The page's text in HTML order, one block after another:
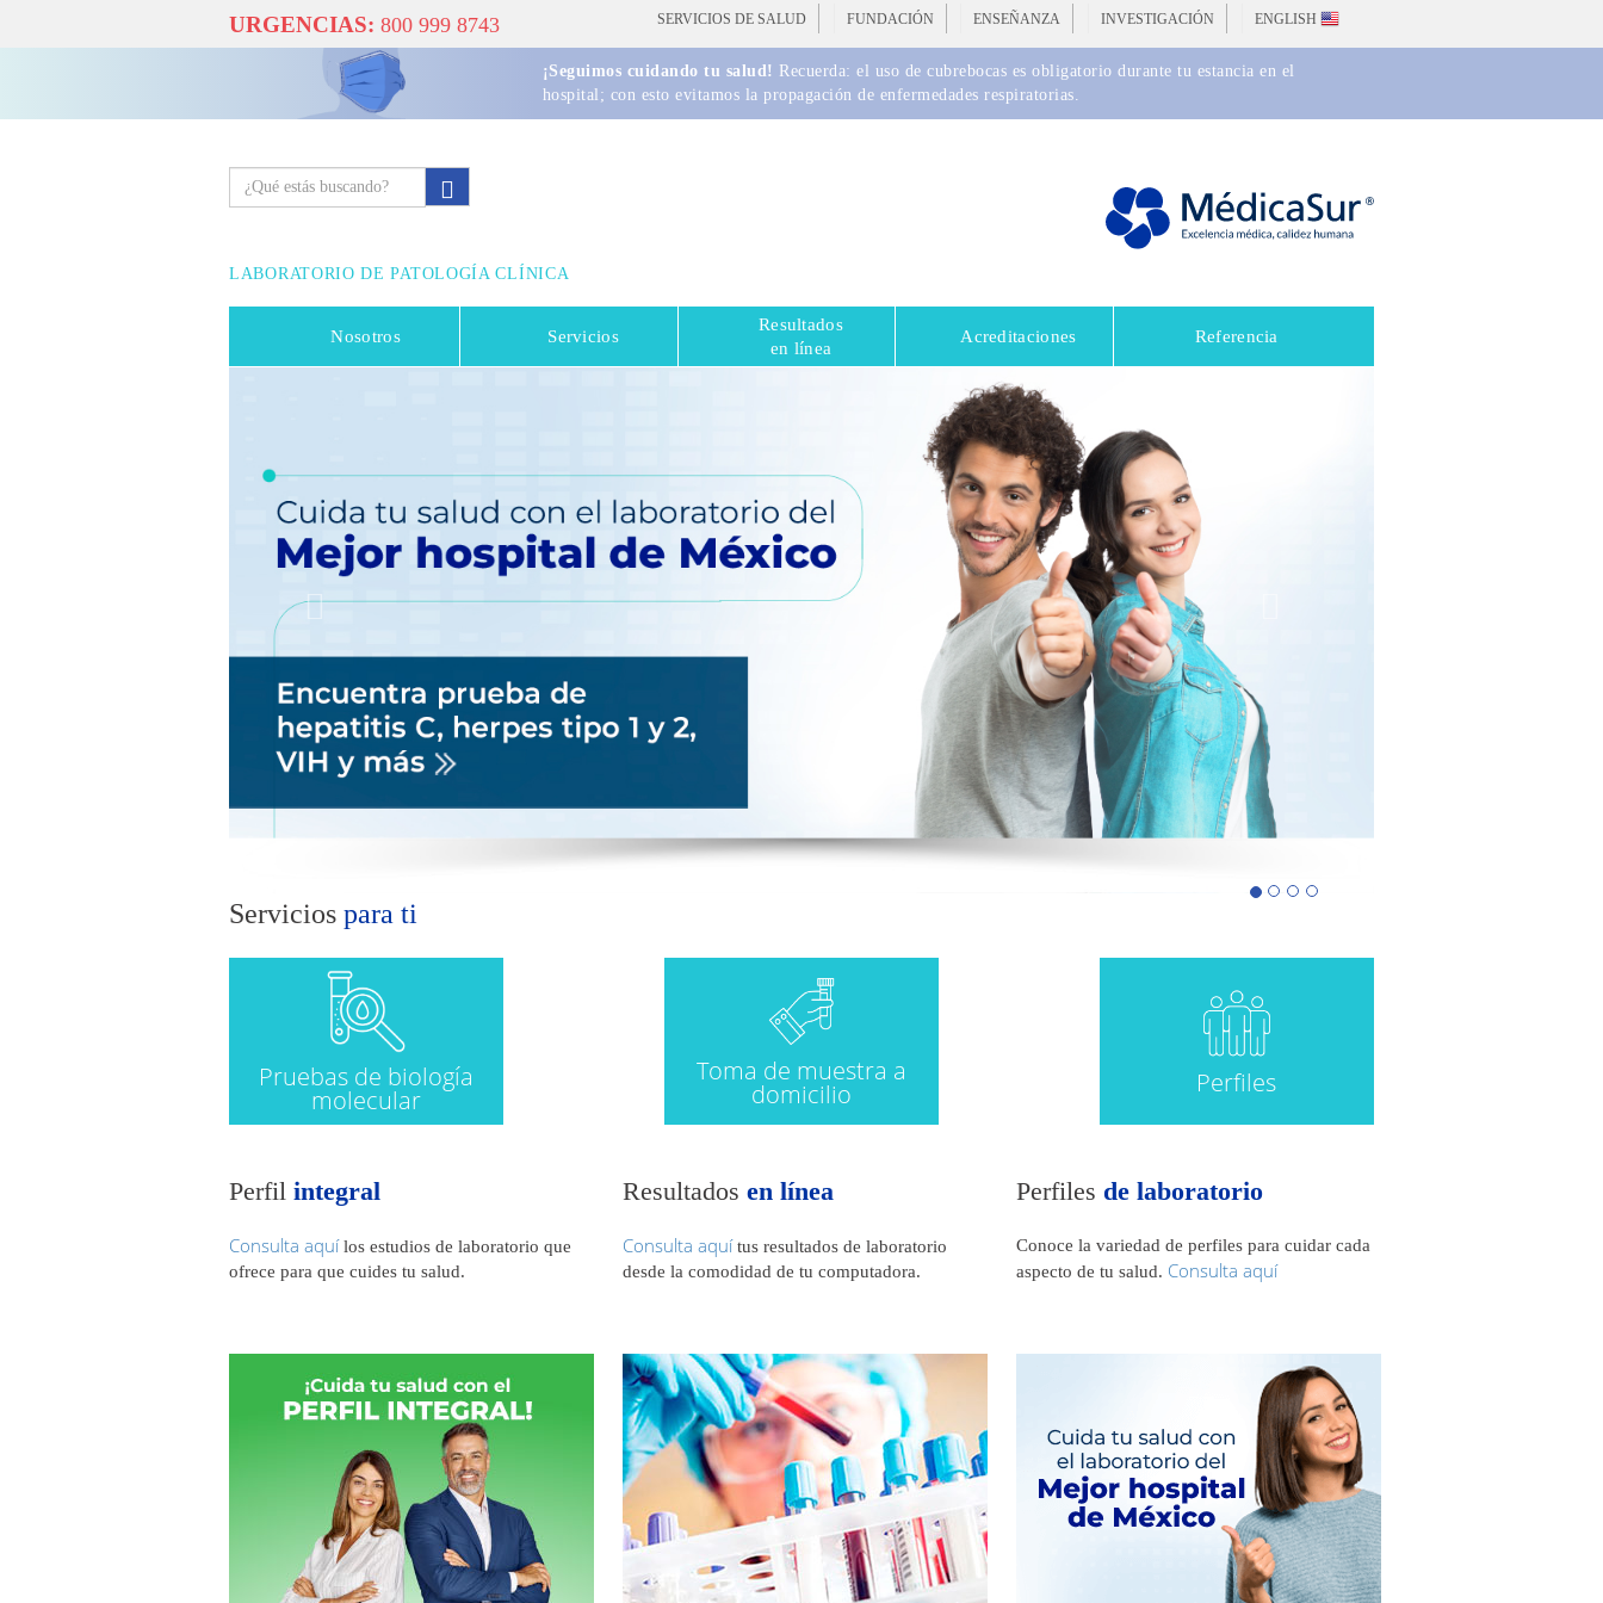
URGENCIAS: 800 999 8743 SERVICIOS DE SALUD FUNDACIÓN ENSEÑANZA INVESTIGACIÓN ENGLISH
¡Seguimos cuidando tu salud! Recuerda: el uso de cubrebocas es obligatorio durante tu estancia en el
hospital; con esto evitamos la propagación de enfermedades respiratorias.
LABORATORIO DE PATOLOGÍA CLÍNICA
Nosotros Servicios
Resultados
en línea
Acreditaciones Referencia
Servicios para ti
Pruebas de biología
molecular
Toma de muestra a
domicilio Perfiles
Perfil integral
Consulta aquílos estudios de laboratorio que
ofrece para que cuides tu salud.
Resultados en línea
Consulta aquítus resultados de laboratorio
desde la comodidad de tu computadora.
Perfiles de laboratorio
Conoce la variedad de perfiles para cuidar cada
aspecto de tu salud. Consulta aquí